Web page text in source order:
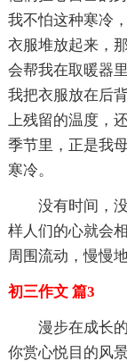
我不怕这种寒冷
衣服堆放起来，
会帮我在取暖器
我把衣服放在后
上残留的温度，
季节里，正是我
寒冷。
没有时间，
样人们的心就会
周围流动，慢慢
初三作文 篇3
漫步在成长
你赏心悦目的风